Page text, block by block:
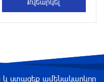
около одного месяца назад
և ստացեք ամենակարևոր